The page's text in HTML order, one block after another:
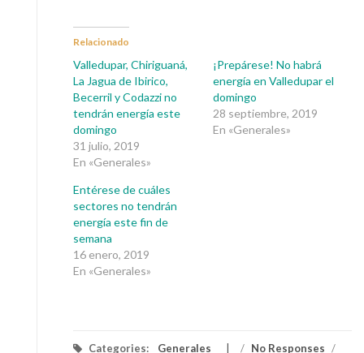
Relacionado
Valledupar, Chiriguaná,
La Jagua de Ibirico,
Becerril y Codazzi no
tendrán energía este
domingo
31 julio, 2019
En «Generales»
¡Prepárese! No habrá
energía en Valledupar el
domingo
28 septiembre, 2019
En «Generales»
Entérese de cuáles
sectores no tendrán
energía este fin de
semana
16 enero, 2019
En «Generales»
Categories: Generales / No Responses /